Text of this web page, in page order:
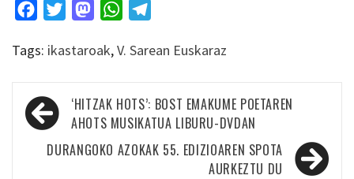
FacebookTwitterMastodonWhatsApp
Tags: ikastaroak,V. Sarean Euskaraz
Bidalketetan
zehar
nabigatu
‘HITZAK HOTS’: BOST EMAKUME POETAREN
AHOTS MUSIKATUA LIBURU-DVDAN
DURANGOKO AZOKAK 55. EDIZIOAREN SPOTA
AURKEZTU DU